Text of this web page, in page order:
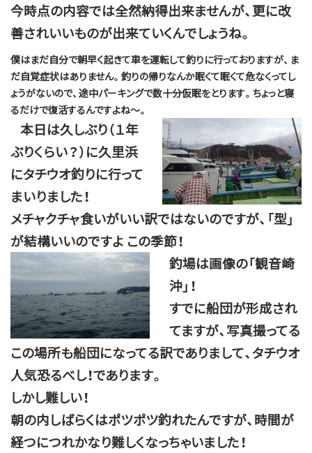
今時点の内容では全然納得出来ませんが、更に改
善されいいものが出来ていくんでしょうね。
僕はまだ自分で朝早く起きて車を運転して釣りに行っておりますが、ま
だ自覚症状はありません。釣りの帰りなんか眠くて眠くて危なくってし
ょうがないので、途中パーキングで数十分仮眠をとります。ちょっと寝
るだけで復活するんですよね～。
本日は久しぶり（１年
ぶりくらい？）に久里浜
にタチウオ釣りに行って
まいりました！
メチャクチャ食いがいい訳ではないのですが、「型」
が結構いいのですよ この季節！
釣場は画像の「観音崎
沖」！
すでに船団が形成され
てますが、写真撮ってる
この場所も船団になってる訳でありまして、タチウオ
人気恐るべし！であります。
しかし難しい！
朝の内しばらくはポツポツ釣れたんですが、時間が
経つにつれかなり難しくなっちゃいました！